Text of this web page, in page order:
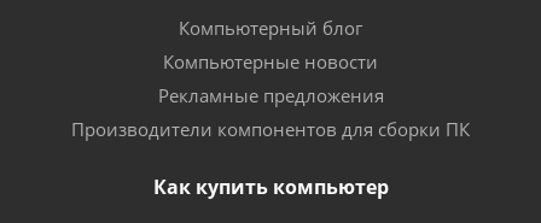
Компьютерный блог
Компьютерные новости
Рекламные предложения
Производители компонентов для сборки ПК
Как купить компьютер